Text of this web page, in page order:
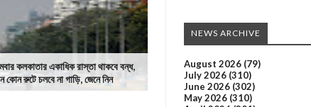
কলকাতার একাধিক রাস্তা থাকবে বন্ধ,
কোন রুটে চলবে না গাড়ি, জেনে নিন
NEWS ARCHIVE
August 2026 (79)
July 2026 (310)
June 2026 (302)
May 2026 (310)